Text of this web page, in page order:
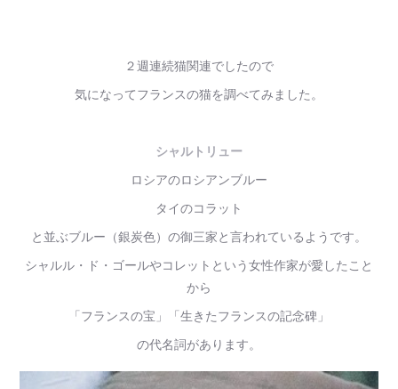
２週連続猫関連でしたので
気になってフランスの猫を調べてみました。
シャルトリュー
ロシアのロシアンブルー
タイのコラット
と並ぶブルー（銀炭色）の御三家と言われているようです。
シャルル・ド・ゴールやコレットという女性作家が愛したこと
から
「フランスの宝」「生きたフランスの記念碑」
の代名詞があります。